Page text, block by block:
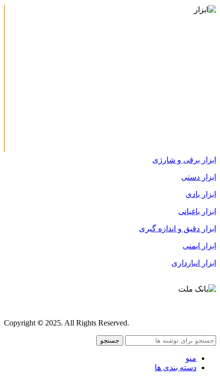
ابزار برقی و شارژی
ابزار دستی
ابزار بادی
ابزار باغبانی
ابزار دقیق و اندازه گیری
ابزار ایمنی
ابزار انبارداری
Copyright© 2025. All Rights Reserved.
جستجو
منو
دسته بندی ها